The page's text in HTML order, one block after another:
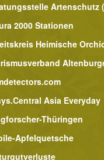
Artenschutz
2000 Stationen
Heimische
Asia Everyday
Thüringen
Apfelquetsche